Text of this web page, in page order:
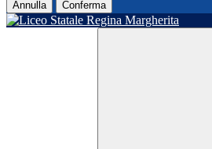
Annulla Conferma